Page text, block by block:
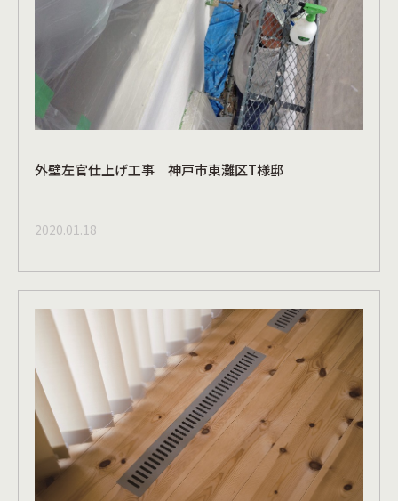
外壁左官仕上げ工事 神戸市東灘区T様邸
2020.01.18